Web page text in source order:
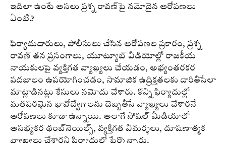
ఇదిలా ఉంటే అసలు ప్రశ్న రావణ్‌పై నమోదైన ఆరోపణలు
ఏంటి.?
ఫిర్యాదుదారులు, పోలీసులు చేసిన ఆరోపణల ప్రకారం, ప్రశ్న
రావణ్ తన ప్రసంగాలు, యూట్యూబ్ వీడియోల్లో రాజకీయ
నాయకులపై వ్యక్తిగత వ్యాఖ్యలు చేయడం, అభ్యంతరకర
పదజాలం ఉపయోగించడం, సామాజిక ఉద్రిక్తతలకు దారితీసేలా
మాట్లాడినట్లు కేసులు నమోదు చేశారు. కొన్ని ఫిర్యాదుల్లో
మతపరమైన భావోద్వేగాలను దెబ్బతీసే వ్యాఖ్యలు చేశారనే
ఆరోపణలు కూడా ఉన్నాయి. అలాగే సోషల్ మీడియాలో
అసభ్యకర థంబ్‌నెయిల్స్, వ్యక్తిగత విమర్శలు, దూషణాత్మక
వ్యాఖ్యలు చేశారని ఫిర్యాదుల్లో పేర్కొన్నారు.